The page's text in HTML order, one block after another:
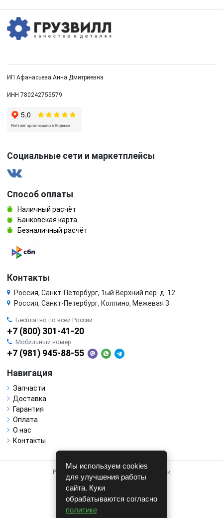
ИП Афанасьева Анна Дмитриевна
ИНН 780242755579
Социальные сети и маркетплейсы
Способ оплаты
Наличный расчёт
Банковская карта
Безналичный расчёт
Контакты
Россия, Санкт-Петербург, 1ый Верхний пер. д. 12
Россия, Санкт-Петербург, Колпино, Межевая 3
Бесплатно по всей России
+7 (800) 301-41-20
Мобильный номер
+7 (981) 945-88-55
Навигация
Запчасти
Доставка
Гарантия
Оплата
О нас
Контакты
Работает на системе для авторазборок
CARRO.БИЗНЕС
Полная версия
© COPYRIGHT 2026 г.
Мы используем cookies
для улучшения работы
сайта. Куки
обрабатываются согласно
политике